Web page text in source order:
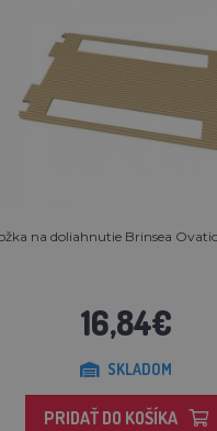
na doliahnutie Brinsea
16,84€
SKLADOM
PRIDAŤ DO KOŠÍKA